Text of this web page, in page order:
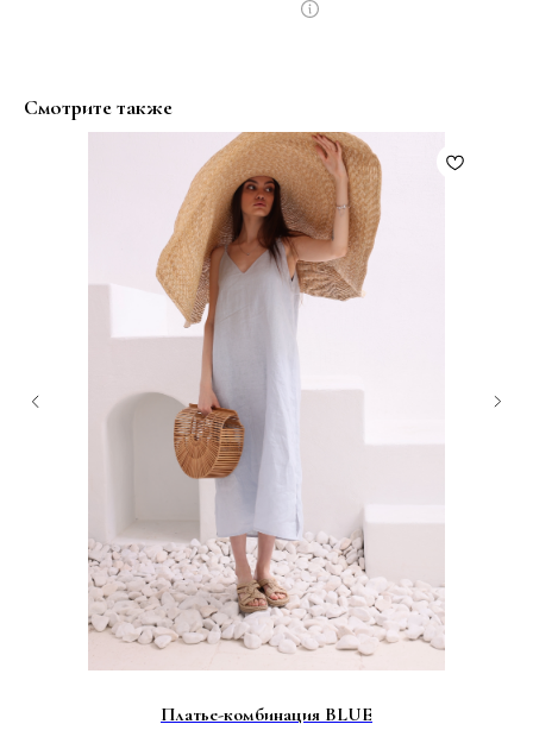
Смотрите также
Платье-комбинация BLUE